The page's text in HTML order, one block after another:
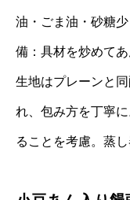
油・ごま油・砂糖
備：具材を炒めて
生地はプレーンと
れ、包み方を丁寧
ることを考慮。蒸